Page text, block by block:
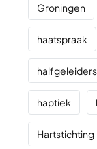
Groningen
haatspraak
halfgeleiders
haptiek
Hartstichting